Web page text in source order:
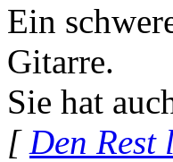
Ein
Gitarre.
Sie hat
[Den Rest